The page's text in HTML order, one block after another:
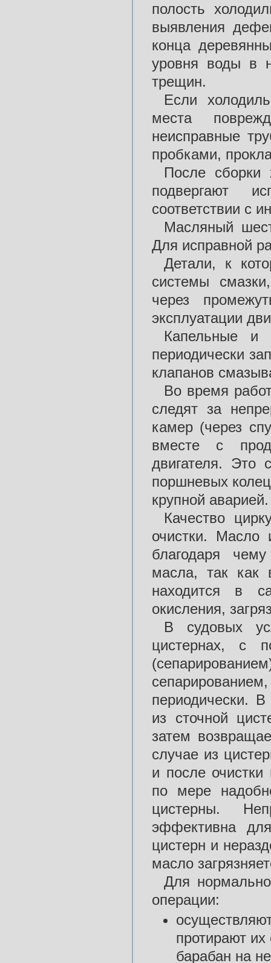
полость
выявления
конца
уровня воды в
трещин.
Если
места
неисправные
пробками,
После сборки
подвергают
соответствии с
Масляный
Для исправной
Детали, к
системы
через
эксплуатации
Капельные и
периодически
клапанов
Во время
следят за
камер (через
вместе с
двигателя. Это
поршневых
крупной аварией.
Качество
очистки. Масло
благодаря
масла, так как
находится в
окисления,
В судовых
цистернах, с
периодически.
из сточной
затем
случае из
и после очистки
по мере
цистерны.
эффективна
цистерн и
масло
Для
операции:
протирают
барабан на